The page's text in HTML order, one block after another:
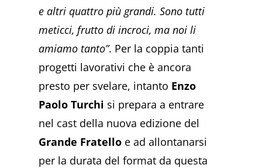
e altri quattro più grandi. Sono tutti
meticci, frutto di incroci, ma noi li
amiamo tanto”. Per la coppia tanti
progetti lavorativi che è ancora
presto per svelare, intanto Enzo
Paolo Turchi si prepara a entrare
nel cast della nuova edizione del
Grande Fratello e ad allontanarsi
per la durata del format da questa